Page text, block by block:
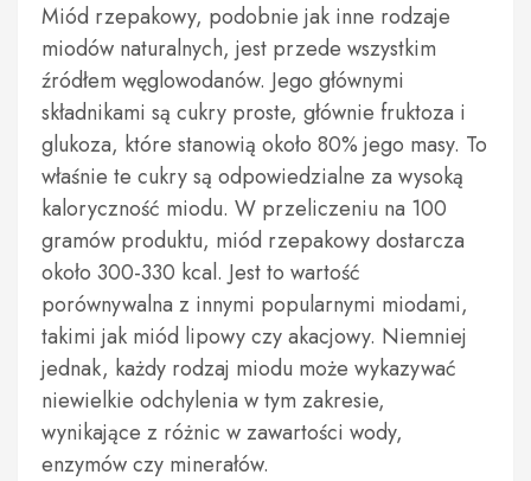
Miód rzepakowy, podobnie jak inne rodzaje
miodów naturalnych, jest przede wszystkim
źródłem węglowodanów. Jego głównymi
składnikami są cukry proste, głównie fruktoza i
glukoza, które stanowią około 80% jego masy. To
właśnie te cukry są odpowiedzialne za wysoką
kaloryczność miodu. W przeliczeniu na 100
gramów produktu, miód rzepakowy dostarcza
około 300-330 kcal. Jest to wartość
porównywalna z innymi popularnymi miodami,
takimi jak miód lipowy czy akacjowy. Niemniej
jednak, każdy rodzaj miodu może wykazywać
niewielkie odchylenia w tym zakresie,
wynikające z różnic w zawartości wody,
enzymów czy minerałów.